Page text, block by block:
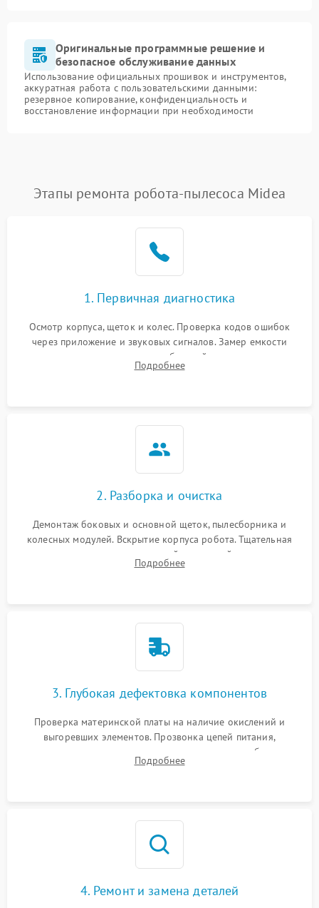
Оригинальные программные решение и
безопасное обслуживание данных
Использование официальных прошивок и инструментов,
аккуратная работа с пользовательскими данными:
резервное копирование, конфиденциальность и
восстановление информации при необходимости
Этапы ремонта робота-пылесоса Midea
1. Первичная диагностика
Осмотр корпуса, щеток и колес. Проверка кодов ошибок
через приложение и звуковых сигналов. Замер емкости
аккумулятора и тестирование базовой станции зарядки.
Оценка работы лидара, бампера и датчиков падения для
Подробнее
2. Разборка и очистка
Демонтаж боковых и основной щеток, пылесборника и
колесных модулей. Вскрытие корпуса робота. Тщательная
очистка внутренних полостей, шестерней и плат от
скопившейся пыли, волос и шерсти животных с
Подробнее
3. Глубокая дефектовка компонентов
Проверка материнской платы на наличие окислений и
выгоревших элементов. Прозвонка цепей питания,
тестирование приводных моторов колес и турбины
всасывания. Оценка состояния оптических и инфракрасных
Подробнее
4. Ремонт и замена деталей